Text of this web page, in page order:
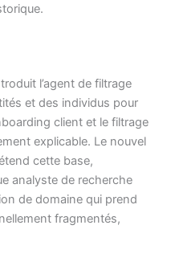
l’agent de filtrage
et des individus pour
client et le filtrage
explicable. Le nouvel
cette base,
analyste de recherche
de domaine qui prend
fragmentés,